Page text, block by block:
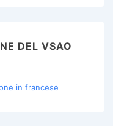
DEL VSAO
in francese